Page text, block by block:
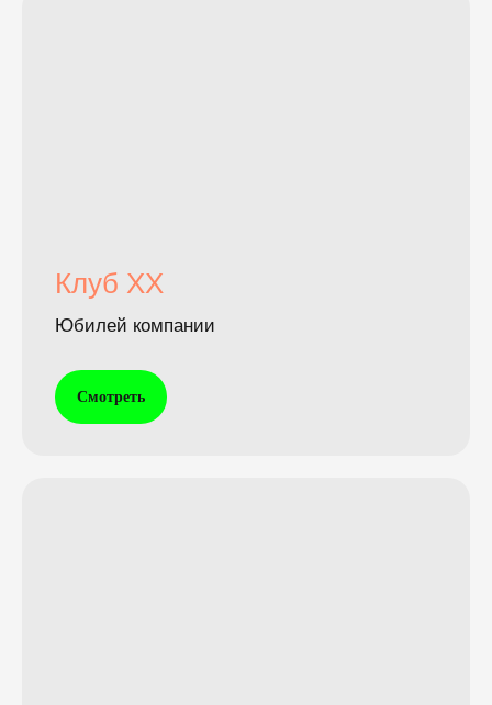
Клуб XX
Юбилей компании
Смотреть